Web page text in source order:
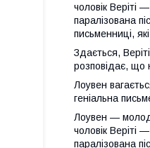
чоловік Веріті
паралізована
письменниці,
Здається,
розповідає, що
Лоувен
геніальна
Лоувен —
чоловік Веріті
паралізована